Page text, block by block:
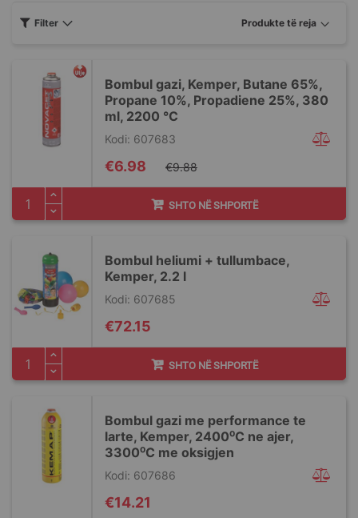
Bombul gazi, Kemper, Butane 65%,
Propane 10%, Propadiene 25%, 380
ml, 2200 °C
Kodi: 607683
Special
Price
€6.98 €9.88
SHTO NË SHPORTË
Bombul heliumi + tullumbace,
Kemper, 2.2 l
Kodi: 607685
€72.15
SHTO NË SHPORTË
Bombul gazi me performance te
larte, Kemper, 2400⁰C ne ajer,
3300⁰C me oksigjen
Kodi: 607686
€14.21
Filter